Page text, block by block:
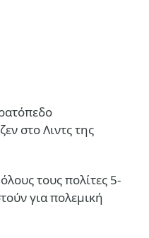
στο Λιντς της
τους πολίτες 5-
για πολεμική